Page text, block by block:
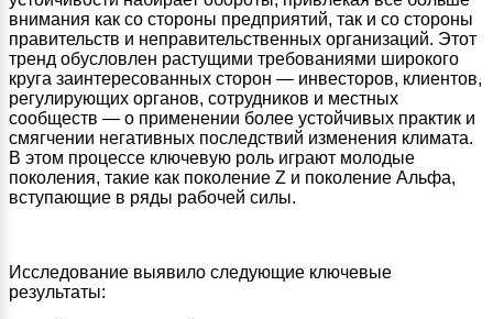
внимания как со стороны предприятий, так и со стороны
правительств и неправительственных организаций. Этот
тренд обусловлен растущими требованиями широкого
круга заинтересованных сторон — инвесторов, клиентов,
регулирующих органов, сотрудников и местных
сообществ — о применении более устойчивых практик и
смягчении негативных последствий изменения климата.
В этом процессе ключевую роль играют молодые
поколения, такие как поколение Z и поколение Альфа,
вступающие в ряды рабочей силы.
Исследование выявило следующие ключевые
результаты: